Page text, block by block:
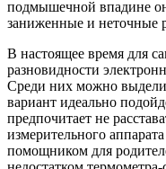
подмышечной впадине
заниженные и неточные
В настоящее время для
разновидности
Среди них можно
вариант идеально
предпочитает не
измерительного
помощником для